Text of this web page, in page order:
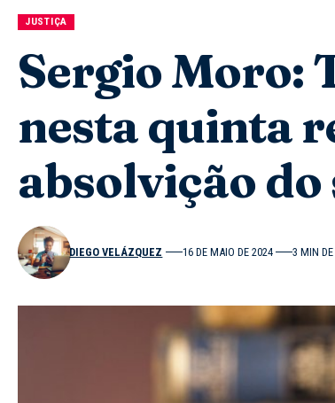
JUSTIÇA
Sergio Moro:
nesta quinta
absolvição
DIEGO VELÁZQUEZ 16 DE MAIO DE 2024 3 MIN DE